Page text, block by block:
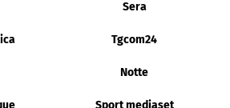
Sera
Tgcom24
Notte
Sport mediaset